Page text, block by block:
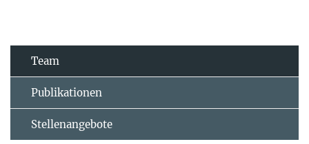
Team
Publikationen
Stellenangebote